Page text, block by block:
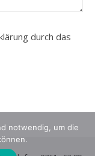
durch das
notwendig, um die